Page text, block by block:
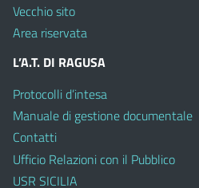
Vecchio sito
Area riservata
L’A.T. DI RAGUSA
Protocolli d’intesa
Manuale di gestione documentale
Contatti
Ufficio Relazioni con il Pubblico
USR SICILIA